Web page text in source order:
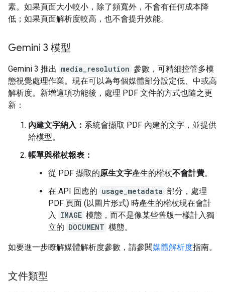
素。如果頁面大小較小，除了頻寬外，不會有任何成本降
低；如果頁面解析度較高，也不會提升效能。
Gemini 3 模型
Gemini 3 推出 media_resolution 參數，可精細控管多模
態視覺處理作業。現在可以為每個媒體部分設定低、中或高
解析度。新增這項功能後，處理 PDF 文件的方式也隨之更
新：
內建文字納入： 系統會擷取 PDF 內建的文字，並提供
給模型。
帳單與權杖報表：
從 PDF 擷取的原生文字產生的權杖不會計費。
在 API 回應的 usage_metadata 部分，處理
PDF 頁面 (以圖片形式) 時產生的權杖現在會計
入 IMAGE 模態，而不是像某些舊版一樣計入獨
立的 DOCUMENT 模態。
如要進一步瞭解媒體解析度參數，請參閱媒體解析度指南。
文件類型